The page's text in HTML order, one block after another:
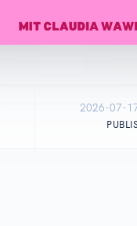
2026-07-